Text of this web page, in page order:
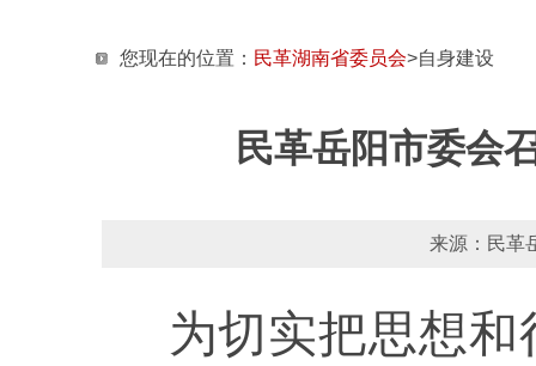
您现在的位置： 民革湖南省委员会>自身建设
民革岳阳市委会
来源：民
为切实把思想和